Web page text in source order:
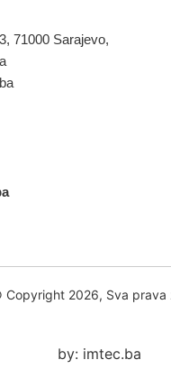
71000 Sarajevo,
Copyright 2026, Sva
by: imtec.ba